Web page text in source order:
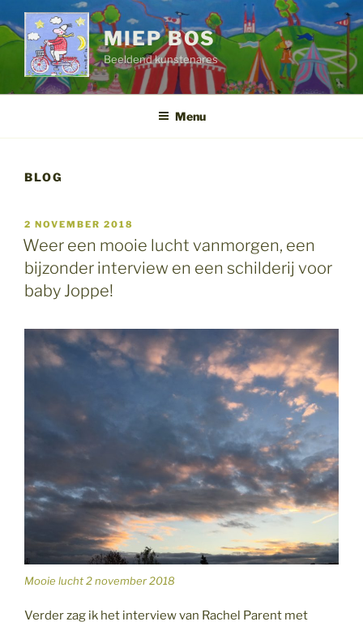
naar
de
inhoud
MIEP BOS
Beeldend kunstenares
Menu
BLOG
GEPLAATST
OP
2 NOVEMBER 2018
Weer een mooie lucht vanmorgen, een
bijzonder interview en een schilderij voor
baby Joppe!
Mooie lucht 2 november 2018
Verder zag ik het interview van Rachel Parent met